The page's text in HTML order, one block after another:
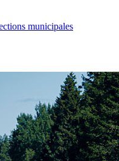
municipales